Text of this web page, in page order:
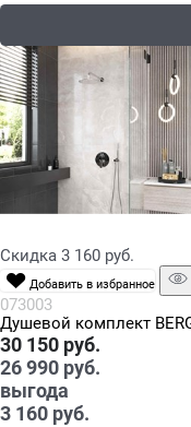
Скидка 3 160 руб.
Добавить в избранное
073003
Душевой комплект
30 150 руб.
26 990 руб.
выгода
3 160 руб.